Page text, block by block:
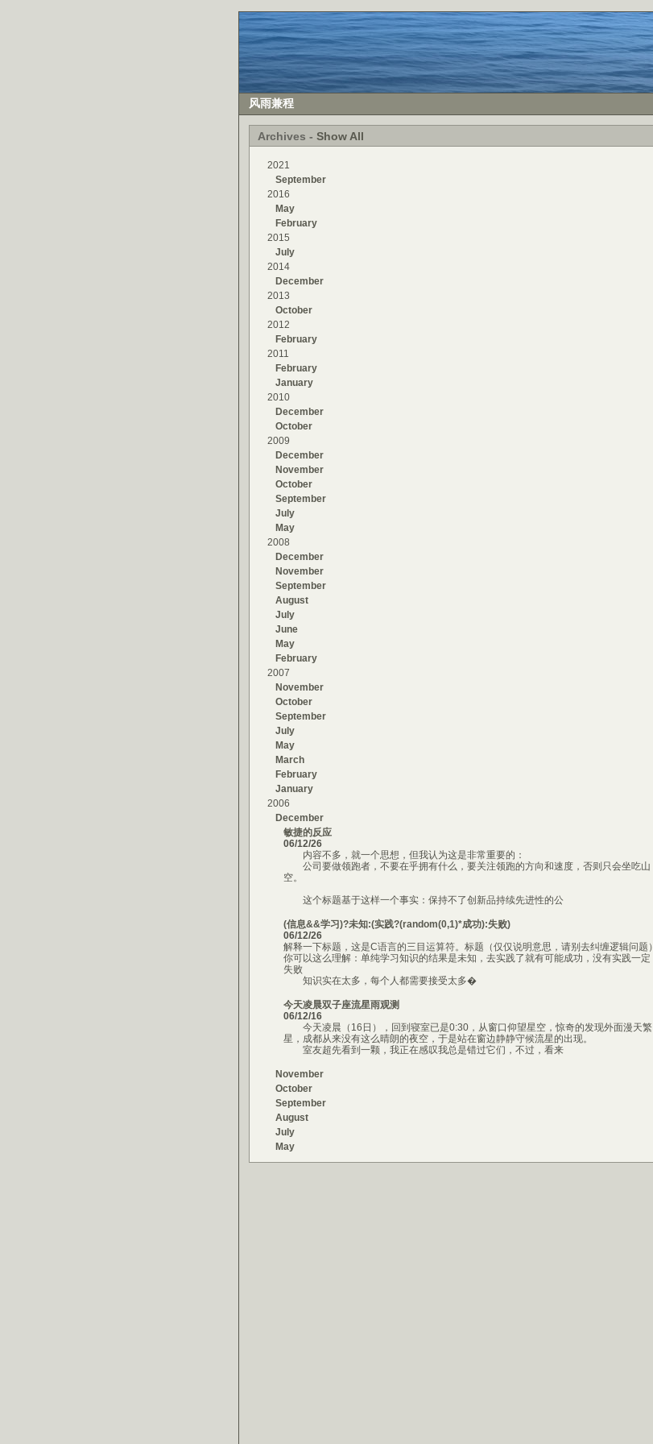
风雨兼程
Archives - Show All
2021
September
2016
May
February
2015
July
2014
December
2013
October
2012
February
2011
February
January
2010
December
October
2009
December
November
October
September
July
May
2008
December
November
September
August
July
June
May
February
2007
November
October
September
July
May
March
February
January
2006
December
敏捷的反应
06/12/26
内容不多，就一个思想，但我认为这是非常重要的：
公司要做领跑者，不要在乎拥有什么，要关注领跑的方向和速度，否则只会坐吃山
空。
这个标题基于这样一个事实：保持不了创新品持续先进性的公
(信息&&学习)?未知:(实践?(random(0,1)*成功):失败)
06/12/26
解释一下标题，这是C语言的三目运算符。标题（仅仅说明意思，请别去纠缠逻辑问题）
你可以这么理解：单纯学习知识的结果是未知，去实践了就有可能成功，没有实践一定
失败
知识实在太多，每个人都需要接受太多�
今天凌晨双子座流星雨观测
06/12/16
今天凌晨（16日），回到寝室已是0:30，从窗口仰望星空，惊奇的发现外面漫天繁
星，成都从来没有这么晴朗的夜空，于是站在窗边静静守候流星的出现。
室友超先看到一颗，我正在感叹我总是错过它们，不过，看来
November
October
September
August
July
May